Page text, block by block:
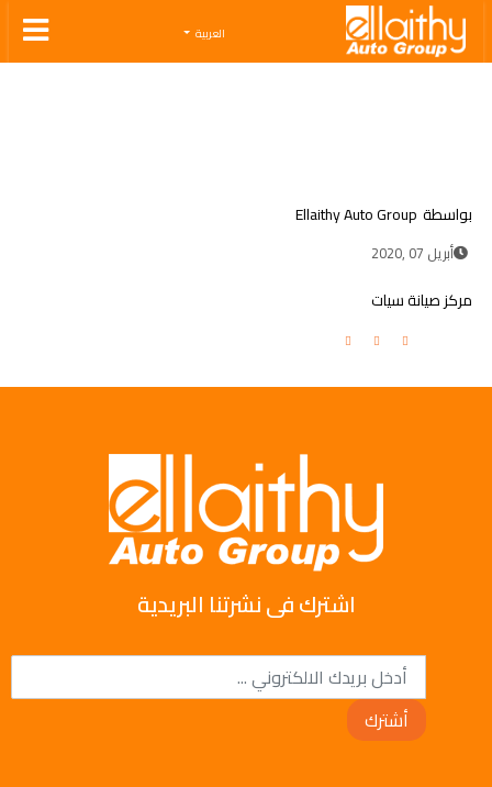
Ellaithy Auto Group
العربية
بواسطة Ellaithy Auto Group
أبريل 07 ,2020
مركز صيانة سيات
اشترك فى نشرتنا البريدية
أشترك